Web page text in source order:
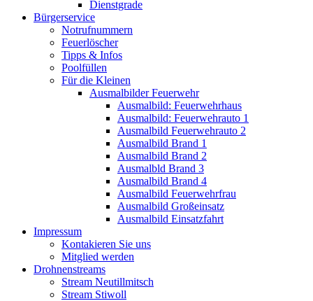
Dienstgrade
Bürgerservice
Notrufnummern
Feuerlöscher
Tipps & Infos
Poolfüllen
Für die Kleinen
Ausmalbilder Feuerwehr
Ausmalbild: Feuerwehrhaus
Ausmalbild: Feuerwehrauto 1
Ausmalbild Feuerwehrauto 2
Ausmalbild Brand 1
Ausmalbild Brand 2
Ausmalbld Brand 3
Ausmalbild Brand 4
Ausmalbild Feuerwehrfrau
Ausmalbild Großeinsatz
Ausmalbild Einsatzfahrt
Impressum
Kontakieren Sie uns
Mitglied werden
Drohnenstreams
Stream Neutillmitsch
Stream Stiwoll